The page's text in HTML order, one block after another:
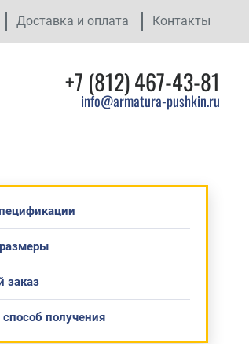
Доставка и оплата Контакты
+7 (812) 467-43-81
info@armatura-pushkin.ru
заказ
получения